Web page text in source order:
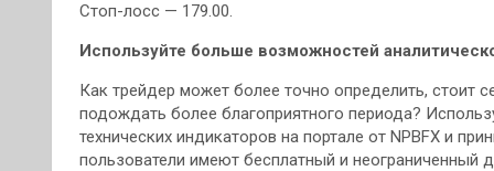
Стоп-лосс — 179.00.
Используйте больше возможностей
Как трейдер может более точно определить, стоит
подождать более благоприятного периода?
технических индикаторов на портале от NPBFX и
пользователи имеют бесплатный и